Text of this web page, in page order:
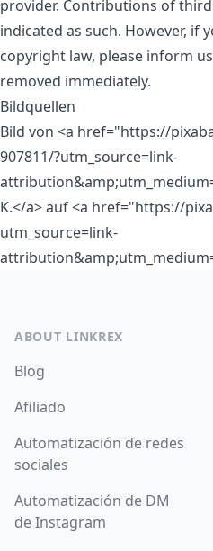
provider. Contributions of
indicated as such. However, if
copyright law, please inform
removed immediately.
Bildquellen
Bild von <a href="https://
907811/?utm_source=link-
K.</a> auf <a href="https://
utm_source=link-
ABOUT LINKREX
Blog
Afiliado
Automatización de redes
sociales
Automatización de DM
de Instagram